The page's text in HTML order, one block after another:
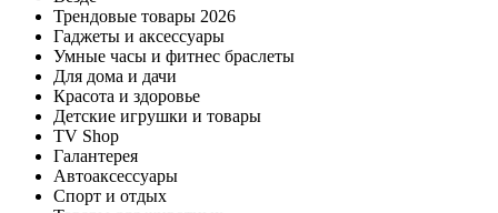
Трендовые товары 2026
Гаджеты и аксессуары
Умные часы и фитнес браслеты
Для дома и дачи
Красота и здоровье
Детские игрушки и товары
TV Shop
Галантерея
Автоаксессуары
Спорт и отдых